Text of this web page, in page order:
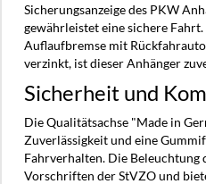
Sicherungsanzeige des PKW
gewährleistet eine sichere
Auflaufbremse mit
verzinkt, ist dieser Anhänger
Sicherheit und
Die Qualitätsachse "Made in
Zuverlässigkeit und eine
Fahrverhalten. Die Beleuchtung
Vorschriften der StVZO und